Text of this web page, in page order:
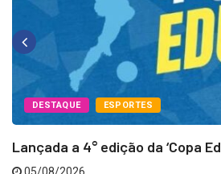
DESTAQUE ESPORTES
Lançada a 4° edição da ‘Copa